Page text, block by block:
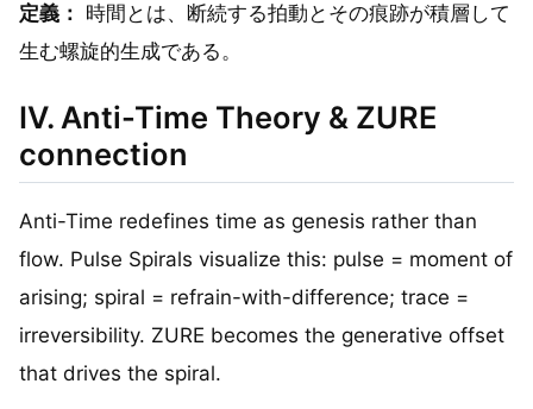
定義： 時間とは、断続する拍動とその痕跡が積層して
生む螺旋的生成である。
IV. Anti-Time Theory & ZURE
connection
Anti-Time redefines time as genesis rather than
flow. Pulse Spirals visualize this: pulse = moment of
arising; spiral = refrain-with-difference; trace =
irreversibility. ZURE becomes the generative offset
that drives the spiral.